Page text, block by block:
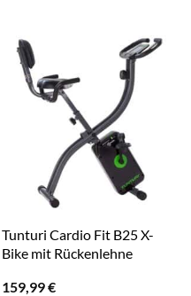
Tunturi Cardio Fit B25 X-
Bike mit Rückenlehne
159,99€